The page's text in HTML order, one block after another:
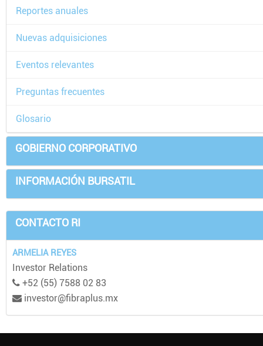
Reportes anuales
Nuevas adquisiciones
Eventos relevantes
Preguntas frecuentes
Glosario
GOBIERNO CORPORATIVO
INFORMACIÓN BURSATIL
CONTACTO RI
ARMELIA REYES
Investor Relations
+52 (55) 7588 02 83
investor@fibraplus.mx